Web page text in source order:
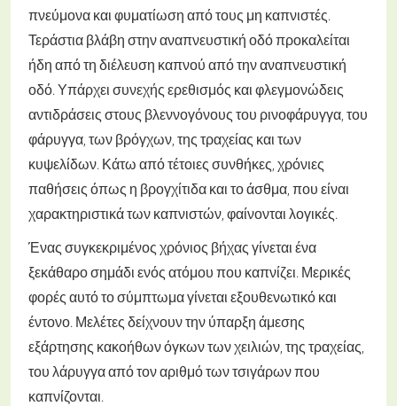
πνεύμονα και φυματίωση από τους μη καπνιστές.
Τεράστια βλάβη στην αναπνευστική οδό προκαλείται
ήδη από τη διέλευση καπνού από την αναπνευστική
οδό. Υπάρχει συνεχής ερεθισμός και φλεγμονώδεις
αντιδράσεις στους βλεννογόνους του ρινοφάρυγγα, του
φάρυγγα, των βρόγχων, της τραχείας και των
κυψελίδων. Κάτω από τέτοιες συνθήκες, χρόνιες
παθήσεις όπως η βρογχίτιδα και το άσθμα, που είναι
χαρακτηριστικά των καπνιστών, φαίνονται λογικές.
Ένας συγκεκριμένος χρόνιος βήχας γίνεται ένα
ξεκάθαρο σημάδι ενός ατόμου που καπνίζει. Μερικές
φορές αυτό το σύμπτωμα γίνεται εξουθενωτικό και
έντονο. Μελέτες δείχνουν την ύπαρξη άμεσης
εξάρτησης κακοήθων όγκων των χειλιών, της τραχείας,
του λάρυγγα από τον αριθμό των τσιγάρων που
καπνίζονται.